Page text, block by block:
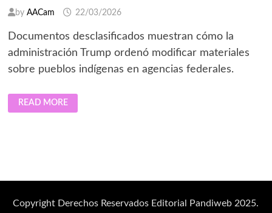
by AACam 22/03/2026
Documentos desclasificados muestran cómo la
administración Trump ordenó modificar materiales
sobre pueblos indígenas en agencias federales.
DOCUMENTOS
REVELAN
CENSURA
READ MORE
Copyright Derechos Reservados Editorial Pandiweb 2025.